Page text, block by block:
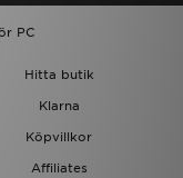
PC
Hitta butik
Klarna
Köpvillkor
Affiliates